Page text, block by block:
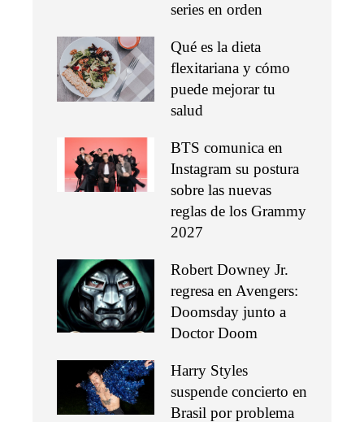
series en orden
Qué es la dieta
flexitariana y cómo
puede mejorar tu
salud
BTS comunica en
Instagram su postura
sobre las nuevas
reglas de los Grammy
2027
Robert Downey Jr.
regresa en Avengers:
Doomsday junto a
Doctor Doom
Harry Styles
suspende concierto en
Brasil por problema